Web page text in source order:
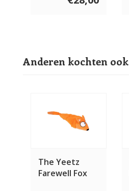
Anderen kochten ook
The Yeetz
Farewell Fox